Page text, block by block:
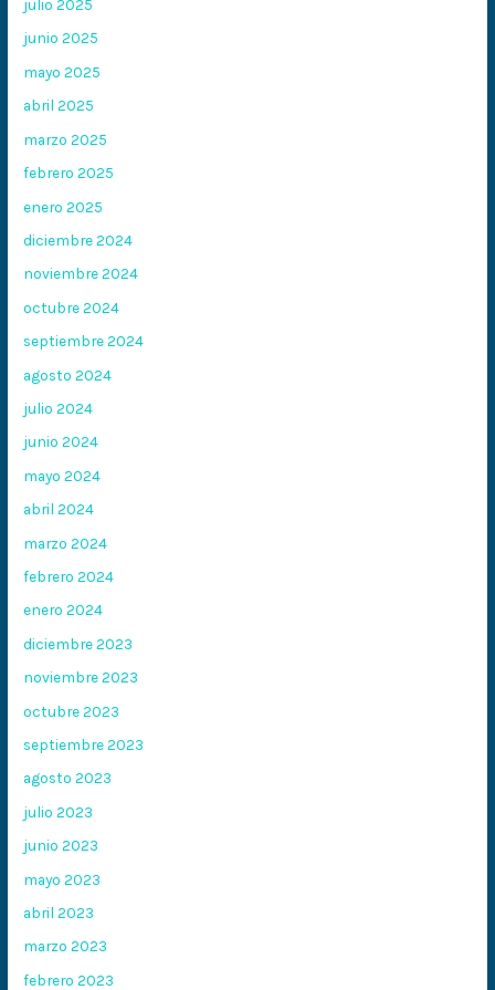
julio 2025
junio 2025
mayo 2025
abril 2025
marzo 2025
febrero 2025
enero 2025
diciembre 2024
noviembre 2024
octubre 2024
septiembre 2024
agosto 2024
julio 2024
junio 2024
mayo 2024
abril 2024
marzo 2024
febrero 2024
enero 2024
diciembre 2023
noviembre 2023
octubre 2023
septiembre 2023
agosto 2023
julio 2023
junio 2023
mayo 2023
abril 2023
marzo 2023
febrero 2023